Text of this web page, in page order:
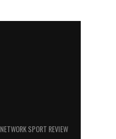
NETWORK SPORT REVIEW